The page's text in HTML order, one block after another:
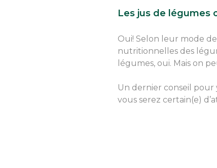
Les jus de légumes
Oui! Selon leur mode
nutritionnelles des
légumes, oui. Mais on
Un dernier conseil pour
vous serez certain(e)